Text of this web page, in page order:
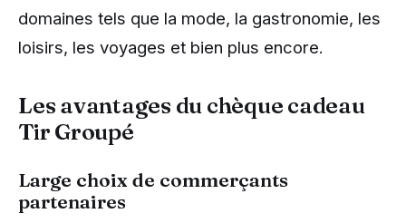
domaines tels que la mode, la gastronomie, les
loisirs, les voyages et bien plus encore.
Les avantages du chèque cadeau
Tir Groupé
Large choix de commerçants
partenaires